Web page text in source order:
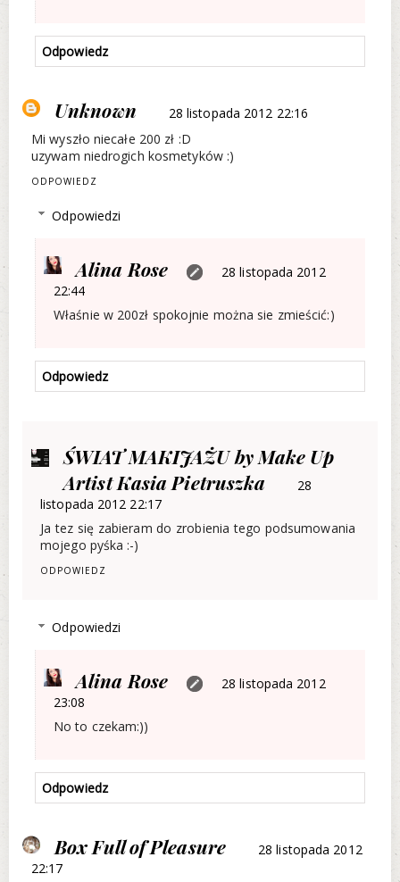
Odpowiedz
Unknown
28 listopada 2012 22:16
Mi wyszło niecałe 200 zł :D
uzywam niedrogich kosmetyków :)
ODPOWIEDZ
Odpowiedzi
Alina Rose
28 listopada 2012
22:44
Właśnie w 200zł spokojnie można sie zmieścić:)
Odpowiedz
ŚWIAT MAKIJAŻU by Make Up
Artist Kasia Pietruszka
28
listopada 2012 22:17
Ja tez się zabieram do zrobienia tego podsumowania
mojego pyśka :-)
ODPOWIEDZ
Odpowiedzi
Alina Rose
28 listopada 2012
23:08
No to czekam:))
Odpowiedz
Box Full of Pleasure
28 listopada 2012
22:17